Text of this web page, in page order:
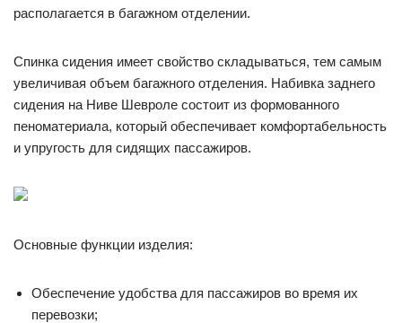
располагается в багажном отделении.
Спинка сидения имеет свойство складываться, тем самым
увеличивая объем багажного отделения. Набивка заднего
сидения на Ниве Шевроле состоит из формованного
пеноматериала, который обеспечивает комфортабельность
и упругость для сидящих пассажиров.
Основные функции изделия:
Обеспечение удобства для пассажиров во время их
перевозки;